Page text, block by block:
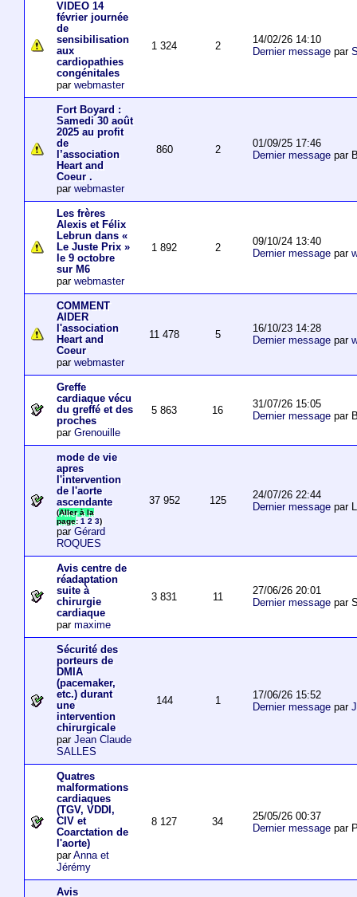
VIDEO 14
février journée
de
sensibilisation
aux
cardiopathies
congénitales
par webmaster
1 324 2
14/02/26 14:10
Dernier messagepar
Fort Boyard :
Samedi 30 août
2025 au profit
de
l’association
Heart and
Coeur .
par webmaster
860 2
01/09/25 17:46
Dernier messagepar
Les frères
Alexis et Félix
Lebrun dans «
Le Juste Prix »
le 9 octobre
sur M6
par webmaster
1 892 2
09/10/24 13:40
Dernier messagepar
COMMENT
AIDER
l'association
Heart and
Coeur
par webmaster
11 478 5
16/10/23 14:28
Dernier messagepar
Greffe
cardiaque vécu
du greffé et des
proches
par Grenouille
5 863 16
31/07/26 15:05
Dernier messagepar
mode de vie
apres
l'intervention
de l'aorte
ascendante
(Aller à la
page: 1 2 3)
par Gérard
ROQUES
37 952 125
24/07/26 22:44
Dernier messagepar
Avis centre de
réadaptation
suite à
chirurgie
cardiaque
par maxime
3 831 11
27/06/26 20:01
Dernier messagepar
Sécurité des
porteurs de
DMIA
(pacemaker,
etc.) durant
une
intervention
chirurgicale
par Jean Claude
SALLES
144 1
17/06/26 15:52
Dernier messagepar
Quatres
malformations
cardiaques
(TGV, VDDI,
CIV et
Coarctation de
l'aorte)
parAnna et
Jérémy
8 127 34
25/05/26 00:37
Dernier messagepar
Avis